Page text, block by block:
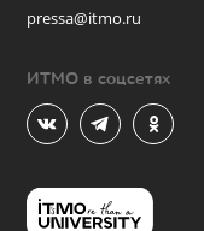
pressa@itmo.ru
ИТМО в соцсетях